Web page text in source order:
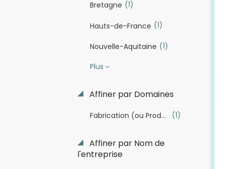
Bretagne (1)
Hauts-de-France (1)
Nouvelle-Aquitaine (1)
Plus
Affiner par Domaines
Fabrication (ou Production industrielle) (1)
Affiner par Nom de
l'entreprise